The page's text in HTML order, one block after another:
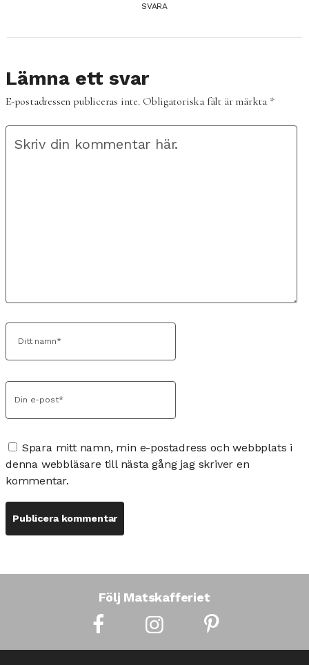
SVARA
Lämna ett svar
E-postadressen publiceras inte.Obligatoriska fält är märkta *
Spara mitt namn, min e-postadress och webbplats i
denna webbläsare till nästa gång jag skriver en
kommentar.
Följ Matskafferiet